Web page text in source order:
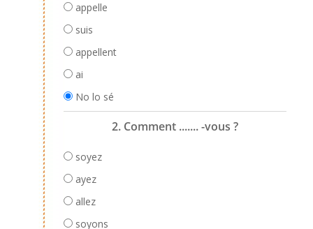
appelle
suis
appellent
ai
No lo sé
2. Comment ....... -vous ?
soyez
ayez
allez
soyons